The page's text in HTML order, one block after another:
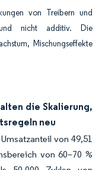
von Treibern und
und nicht additiv. Die
Mischungseffekte
die Skalierung,
neu
von 49,51
von 60–70 %